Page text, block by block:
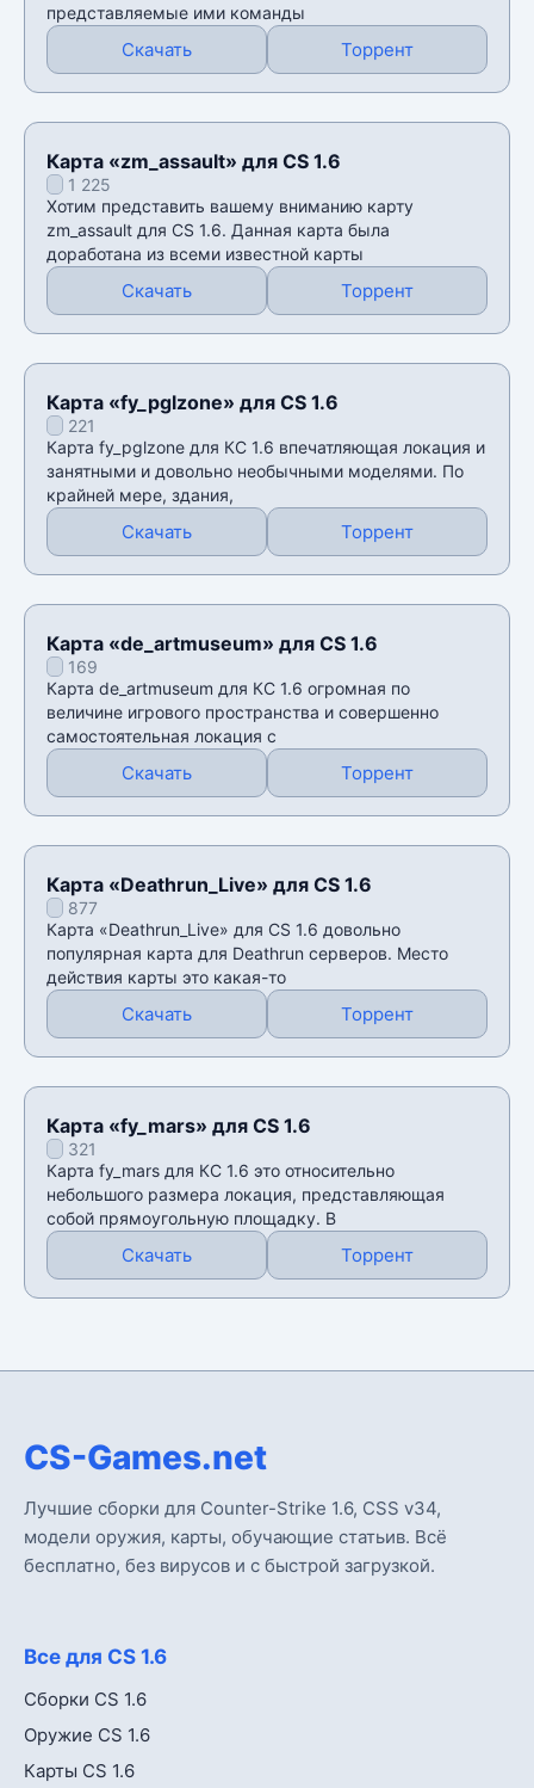
представляемые ими команды
Скачать Торрент
Карта «zm_assault» для CS 1.6
1 225
Хотим представить вашему вниманию карту
zm_assault для CS 1.6. Данная карта была
доработана из всеми известной карты
Скачать Торрент
Карта «fy_pglzone» для CS 1.6
221
Карта fy_pglzone для КС 1.6 впечатляющая локация и
занятными и довольно необычными моделями. По
крайней мере, здания,
Скачать Торрент
Карта «de_artmuseum» для CS 1.6
169
Карта de_artmuseum для КС 1.6 огромная по
величине игрового пространства и совершенно
самостоятельная локация с
Скачать Торрент
Карта «Deathrun_Live» для CS 1.6
877
Карта «Deathrun_Live» для CS 1.6 довольно
популярная карта для Deathrun серверов. Место
действия карты это какая-то
Скачать Торрент
Карта «fy_mars» для CS 1.6
321
Карта fy_mars для КС 1.6 это относительно
небольшого размера локация, представляющая
собой прямоугольную площадку. В
Скачать Торрент
CS-Games.net
Лучшие сборки для Counter-Strike 1.6, CSS v34,
модели оружия, карты, обучающие статьив. Всё
бесплатно, без вирусов и с быстрой загрузкой.
Все для CS 1.6
Сборки CS 1.6
Оружие CS 1.6
Карты CS 1.6